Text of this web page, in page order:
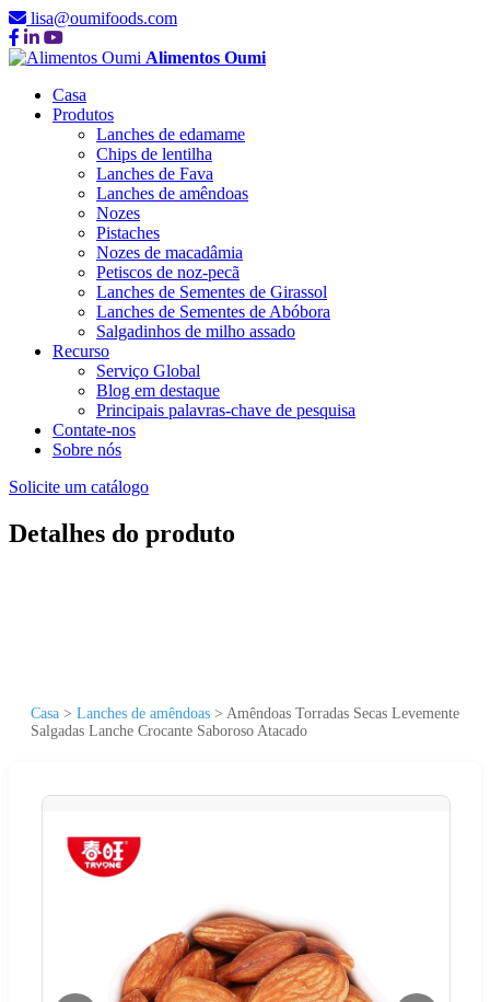
lisa@oumifoods.com
Alimentos Oumi
Casa
Produtos
Lanches de edamame
Chips de lentilha
Lanches de Fava
Lanches de amêndoas
Nozes
Pistaches
Nozes de macadâmia
Petiscos de noz-pecã
Lanches de Sementes de Girassol
Lanches de Sementes de Abóbora
Salgadinhos de milho assado
Recurso
Serviço Global
Blog em destaque
Principais palavras-chave de pesquisa
Contate-nos
Sobre nós
Solicite um catálogo
Detalhes do produto
Casa > Lanches de amêndoas > Amêndoas Torradas Secas Levemente
Salgadas Lanche Crocante Saboroso Atacado